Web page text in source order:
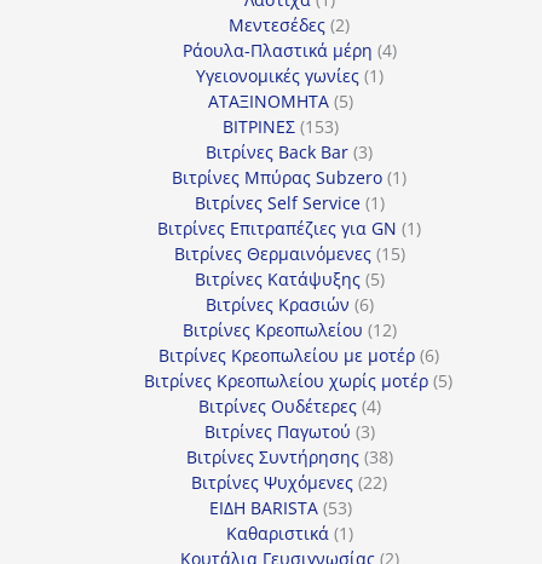
προϊόν
Μεντεσέδες 22
προϊόντα
Ράουλα-Πλαστικά μέρη 44
Υγειονομικές γωνίες 11
ΑΤΑΞΙΝΟΜΗΤΑ 55
ΒΙΤΡΙΝΕΣ 153153
προϊόντα
Βιτρίνες Back Bar 33
προϊόντα
Βιτρίνες Mπύρας Subzero 11
Βιτρίνες Self Service 11
προϊόν
Βιτρίνες Επιτραπέζιες για GN 11
Βιτρίνες Θερμαινόμενες 1515
Βιτρίνες Κατάψυξης 55
Βιτρίνες Κρασιών 66
προϊόντα
Βιτρίνες Κρεοπωλείου 1212
προϊόντα
Βιτρίνες Κρεοπωλείου με μοτέρ 66
προϊόντα
Βιτρίνες Κρεοπωλείου χωρίς μοτέρ 55
Βιτρίνες Ουδέτερες 44
προϊόντα
Βιτρίνες Παγωτού 33
προϊόντα
Βιτρίνες Συντήρησης 3838
προϊόντα
Βιτρίνες Ψυχόμενες 2222
ΕΙΔΗ BARISTA 5353
προϊόντα
Καθαριστικά 11
προϊόν
Κουτάλια Γευσιγνωσίας 22